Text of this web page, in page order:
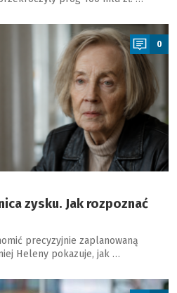
0
zysku. Jak rozpoznać
precyzyjnie zaplanowaną
Heleny pokazuje, jak …